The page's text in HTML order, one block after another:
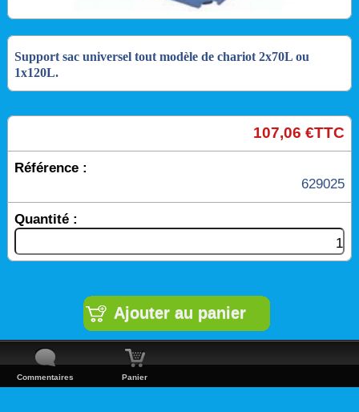
Support sac universel tout modèle de chariot 2x70L ou
1x120L.
107,06 €TTC
Référence :
629025
Quantité :
Commentaires Panier